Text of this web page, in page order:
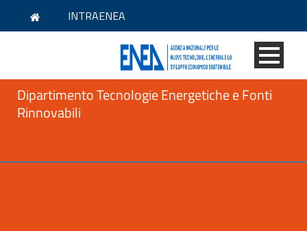
INTRAENEA
Dipartimento Tecnologie Energetiche e Fonti
Rinnovabili